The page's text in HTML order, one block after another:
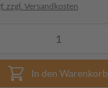
zzgl. Versandkosten
In den Warenkorb